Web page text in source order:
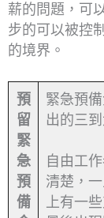
薪的問題，可
步的可以被控
的境界。
預
留
緊
急
預
備
緊急預
出的三
自由工
清楚，
上有一